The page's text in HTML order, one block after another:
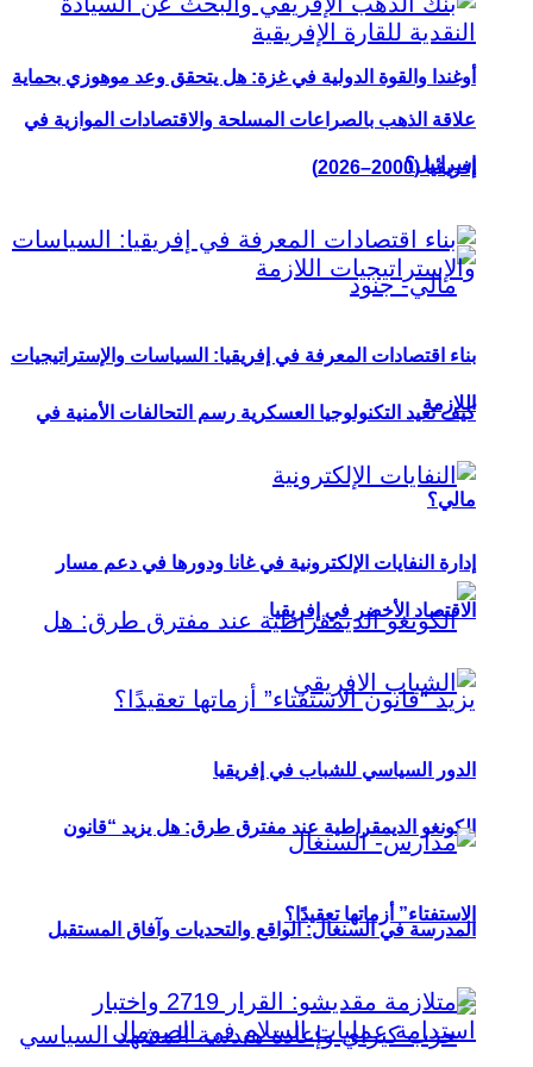
أوغندا والقوة الدولية في غزة: هل يتحقق وعد موهوزي بحماية
إسرائيل؟
كيف تعيد التكنولوجيا العسكرية رسم التحالفات الأمنية في
مالي؟
الكونغو الديمقراطية عند مفترق طرق: هل يزيد “قانون
الاستفتاء” أزماتها تعقيدًا؟
علاقة الذهب بالصراعات المسلحة والاقتصادات الموازية في
إفريقيا (2000–2026)
بناء اقتصادات المعرفة في إفريقيا: السياسات والإستراتيجيات
اللازمة
إدارة النفايات الإلكترونية في غانا ودورها في دعم مسار
الاقتصاد الأخضر في إفريقيا
الدور السياسي للشباب في إفريقيا
المدرسة في السنغال: الواقع والتحديات وآفاق المستقبل